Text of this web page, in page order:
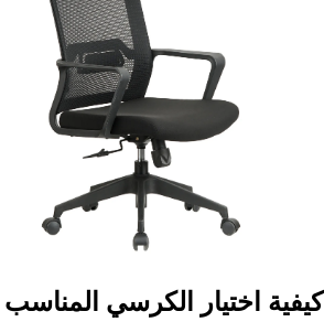
كيفية اختيار الكرسي المناسب